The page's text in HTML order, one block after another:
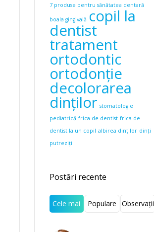
7 produse pentru sănătatea dentară
boala gingivală copil la
dentist
tratament
ortodontic
ortodonție
decolorarea
dinților stomatologie
pediatrică frica de dentist frica de
dentist la un copil albirea dinților dinți
putreziți
Postări recente
Cele mai
Populare Observații